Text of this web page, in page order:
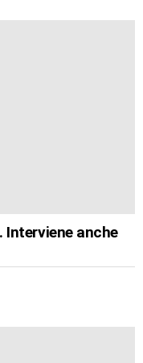
Interviene anche